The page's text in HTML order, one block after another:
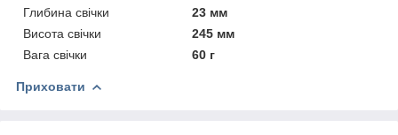
Глибина свічки
23 мм
Висота свічки
245 мм
Вага свічки
60 г
Приховати